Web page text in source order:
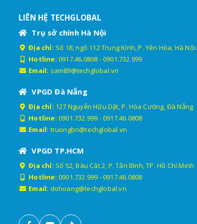
LIÊN HỆ TECHGLOBAL
Trụ sở chính Hà Nội
Địa chỉ: Số 18, ngõ 112 Trung Kính, P. Yên Hòa, Hà Nội.
Hotline: 0917.46.0808 -0901.732.999
Email: sam89@techglobal.vn
VPGD Đà Nẵng
Địa chỉ: 127 Nguyễn Hữu Dật, P. Hòa Cường, Đà Nẵng
Hotline: 0901.732.999 -0917.46.0808
Email: truongbn@techglobal.vn
VPGD TP.HCM
Địa chỉ: Số 52, Bàu Cát 2, P. Tân Bình, TP. Hồ Chí Minh
Hotline: 0901.732.999 -0917.46.0808
Email: dohoang@techglobal.vn